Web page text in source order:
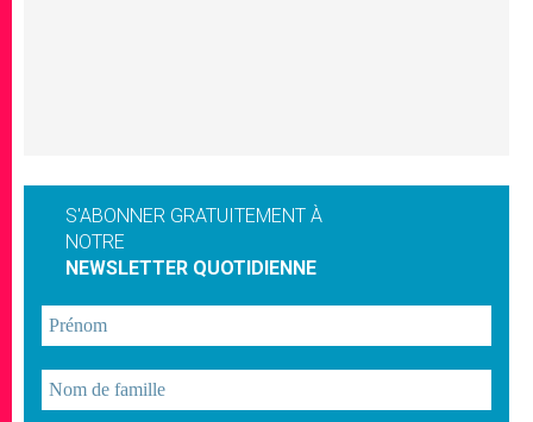
S'ABONNER GRATUITEMENT À
NOTRE
NEWSLETTER QUOTIDIENNE